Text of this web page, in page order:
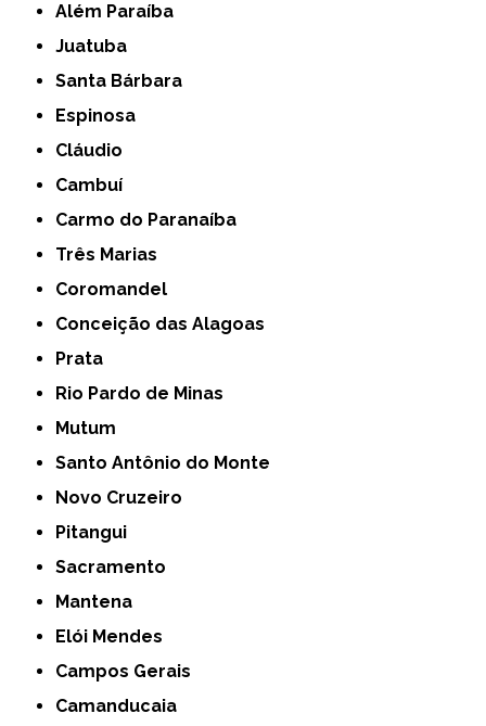
Além Paraíba
Juatuba
Santa Bárbara
Espinosa
Cláudio
Cambuí
Carmo do Paranaíba
Três Marias
Coromandel
Conceição das Alagoas
Prata
Rio Pardo de Minas
Mutum
Santo Antônio do Monte
Novo Cruzeiro
Pitangui
Sacramento
Mantena
Elói Mendes
Campos Gerais
Camanducaia